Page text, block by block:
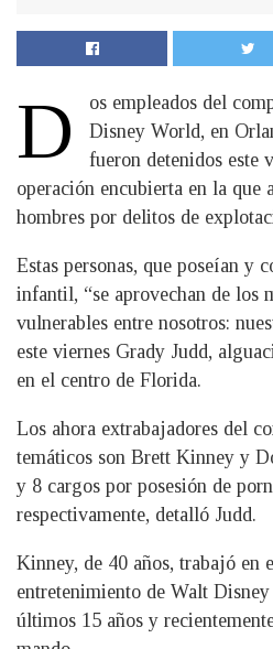
D
os empleados del
Disney World, en
fueron detenidos este
operación encubierta en la que
hombres por delitos de
Estas personas, que poseían y
infantil, “se aprovechan de los
vulnerables entre nosotros:
este viernes Grady Judd,
en el centro de Florida.
Los ahora extrabajadores del
temáticos son Brett Kinney y
y 8 cargos por posesión de
respectivamente, detalló Judd.
Kinney, de 40 años, trabajó en
entretenimiento de Walt
últimos 15 años y